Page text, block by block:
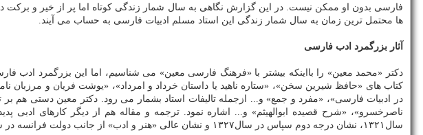
فارسی بدون او ممکن نیست. در این گزارش نگاهی به سال شمار زندگی کوتاه اما پر از خیر و برکت
ها محتمل ترین زمان به سال شمار زندگی این استاد مسلم ادبیات فارسی به حساب می آیند.
آثار بزرگمرد ادب فارسی
دکتر «محمد معین» را بااینکه بیشتر با «فرهنگ فارسی معین» می شناسیم، اما این بزرگمرد ادب
کتاب های «حافظ شیرین سخن»، «ستاره ناهید یا داستان خرداد و امرداد»، «یوشت فریان و مرزبان
در ادبیات فارسی»، «مفرد و جمع» و... ازجمله تالیفات استاد بشمار می رود. دکتر معین دستی هم
سال۱۳۲۱، نشان درجه دوم سپاس در سال۱۳۲۷ و نشان عالی «هنر و ادب» از جانب دولت فرانسه در سال۱۳۴۰ به استاد معین